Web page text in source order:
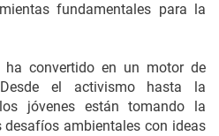
fundamentales para la
convertido en un motor de
el activismo hasta la
jóvenes están tomando la
ambientales con ideas